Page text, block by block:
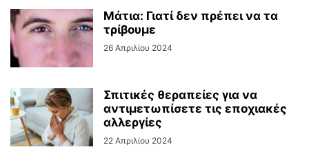
Μάτια: Γιατί δεν πρέπει να τα
τρίβουμε
26 Απριλίου 2024
Σπιτικές θεραπείες για να
αντιμετωπίσετε τις εποχιακές
αλλεργίες
22 Απριλίου 2024